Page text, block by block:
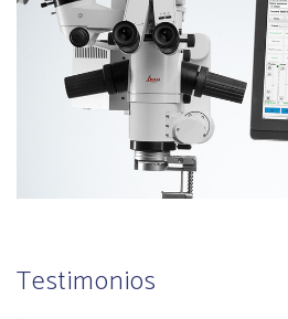
Testimonios